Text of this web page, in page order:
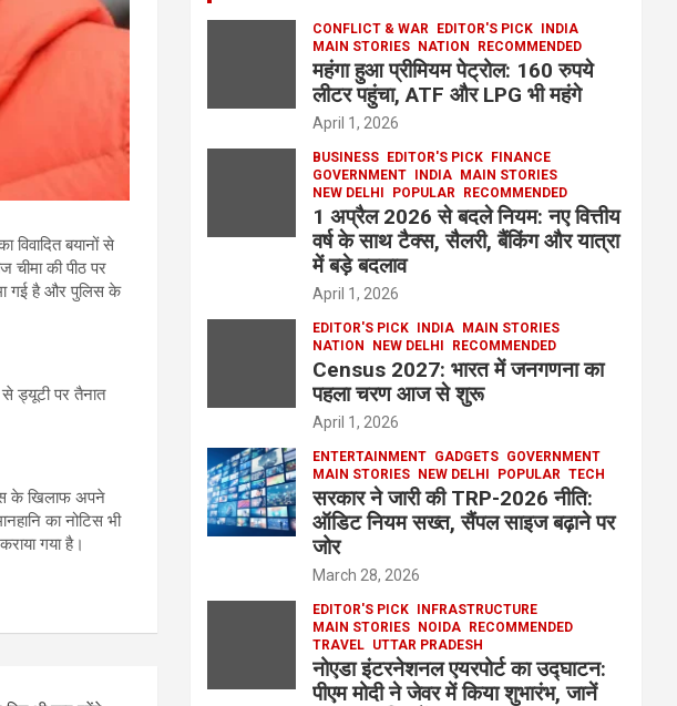
बयानों से
चीमा की पीठ पर
गई है और पुलिस के
ड्यूटी पर तैनात
के खिलाफ अपने
का नोटिस भी
गया है।
CONFLICT & WAR EDITOR'S PICK INDIA
MAIN STORIES NATION RECOMMENDED
महंगा हुआ प्रीमियम पेट्रोल: 160 रुपये
लीटर पहुंचा, ATF और LPG भी महंगे
April 1, 2026
BUSINESS EDITOR'S PICK FINANCE
GOVERNMENT INDIA MAIN STORIES
NEW DELHI
POPULAR RECOMMENDED
1 अप्रैल 2026 से बदले नियम: नए वित्तीय
वर्ष के साथ टैक्स, सैलरी, बैंकिंग और यात्रा
में बड़े बदलाव
April 1, 2026
EDITOR'S PICK INDIA MAIN STORIES
NATION
NEW DELHI RECOMMENDED
Census 2027: भारत में जनगणना का
पहला चरण आज से शुरू
April 1, 2026
ENTERTAINMENT GADGETS GOVERNMENT
MAIN STORIES NEW DELHI POPULAR TECH
सरकार ने जारी की TRP-2026 नीति:
ऑडिट नियम सख्त, सैंपल साइज बढ़ाने पर
जोर
March 28, 2026
EDITOR'S PICK INFRASTRUCTURE
MAIN STORIES NOIDA RECOMMENDED
TRAVEL UTTAR PRADESH
नोएडा इंटरनेशनल एयरपोर्ट का उद्घाटन:
पीएम मोदी ने जेवर में किया शुभारंभ, जानें